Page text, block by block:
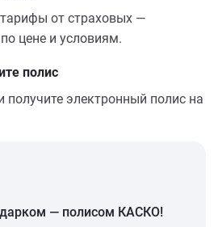
от страховых —
цене и условиям.
полис
получите электронный полис на
— полисом КАСКО!